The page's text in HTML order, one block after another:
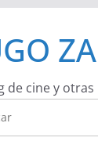
de cine y